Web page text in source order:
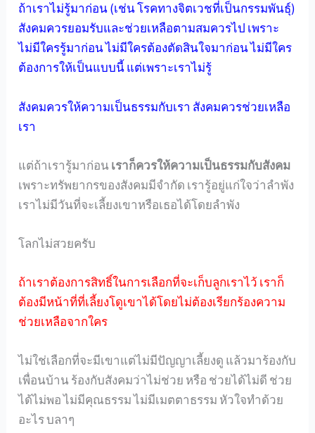
ถ้าเราไม่รู้มาก่อน (เช่น โรคทางจิตเวชที่เป็นกรรมพันธุ์)
สังคมควรยอมรับและช่วยเหลือตามสมควรไป เพราะ
ไม่มีใครรู้มาก่อน ไม่มีใครต้องตัดสินใจมาก่อน ไม่มีใคร
ต้องการให้เป็นแบบนี้ แต่เพราะเราไม่รู้
สังคมควรให้ความเป็นธรรมกับเรา สังคมควรช่วยเหลือ
เรา
แต่ถ้าเรารู้มาก่อน เราก็ควรให้ความเป็นธรรมกับสังคม
เพราะทรัพยากรของสังคมมีจำกัด เรารู้อยู่แก่ใจว่าลำพัง
เราไม่มีวันที่จะเลี้ยงเขาหรือเธอได้โดยลำพัง
โลกไม่สวยครับ
ถ้าเราต้องการสิทธิ์ในการเลือกที่จะเก็บลูกเราไว้ เราก็
ต้องมีหน้าที่ที่เลี้ยงโดูเขาได้โดยไม่ต้องเรียกร้องความ
ช่วยเหลือจากใคร
ไม่ใช่เลือกที่จะมีเขาแต่ไม่มีปัญญาเลี้ยงดู แล้วมาร้องกับ
เพื่อนบ้าน ร้องกับสังคมว่าไม่ช่วย หรือ ช่วยได้ไม่ดี ช่วย
ได้ไม่พอ ไม่มีคุณธรรม ไม่มีเมตตาธรรม หัวใจทำด้วย
อะไร บลาๆ